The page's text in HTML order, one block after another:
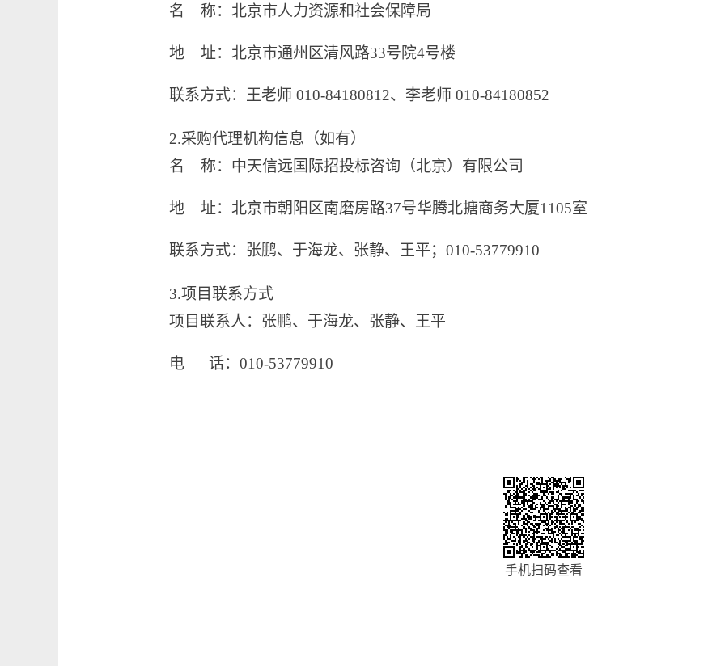
名
称： 北京市人力资源和社会保障局
地 址：北京市通州区清风路33号院4号楼
联系方式：王老师 010-84180812、 李老师 010-84180852
2.采购代理机构信息（如有）
名 称：中天信远国际招投标咨询（北京）有限公司
地 址： 北京市朝阳区南磨房路37号华腾北搪商务大厦1105室
联系方式：张鹏、于海龙、张静、王平；010-53779910
3.项目联系方式
项目联系人： 张鹏、于海龙、张静、王平
电 话： 010-53779910
手机扫码查看